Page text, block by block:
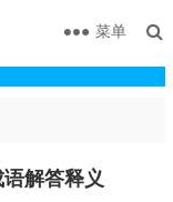
菜单
解答释义